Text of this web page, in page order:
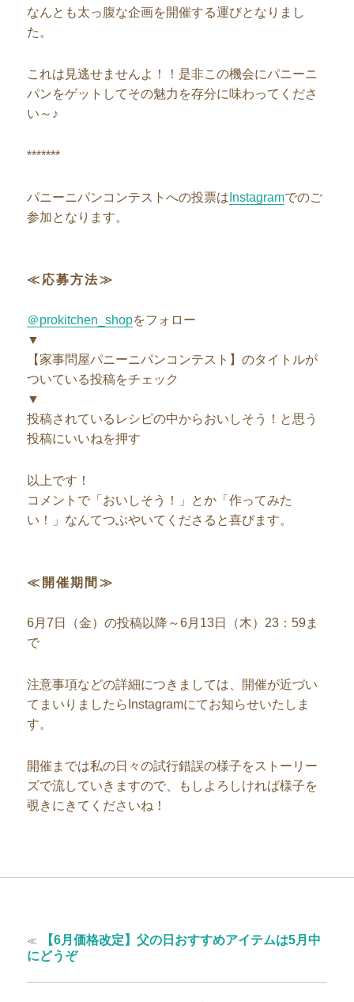
なんとも太っ腹な企画を開催する運びとなりまし
た。
これは見逃せませんよ！！是非この機会にパニーニ
パンをゲットしてその魅力を存分に味わってくださ
い～♪
*******
パニーニパンコンテストへの投票は Instagramでのご
参加となります。
≪応募方法≫
＠prokitchen_shopをフォロー
▼
【家事問屋パニーニパンコンテスト】のタイトルが
ついている投稿をチェック
▼
投稿されているレシピの中からおいしそう！と思う
投稿にいいねを押す
以上です！
コメントで「おいしそう！」とか「作ってみた
い！」なんてつぶやいてくださると喜びます。
≪開催期間≫
6月7日（金）の投稿以降～6月13日（木）23：59ま
で
注意事項などの詳細につきましては、開催が近づい
てまいりましたらInstagramにてお知らせいたしま
す。
開催までは私の日々の試行錯誤の様子をストーリー
ズで流していきますので、もしよろしければ様子を
覗きにきてくださいね！
稿
≪
過
去
投
【6月価格改定】父の日おすすめアイテムは5月中
にどうぞ